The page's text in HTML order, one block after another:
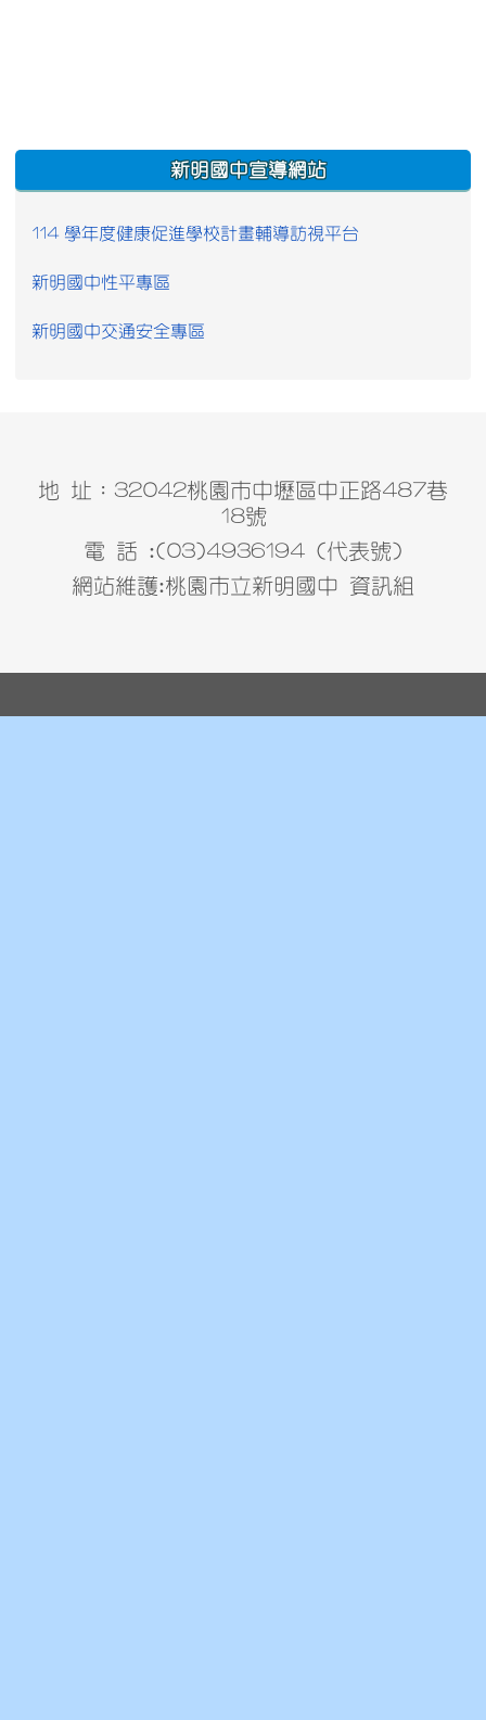
:::
新明國中宣導網站
114 學年度健康促進學校計畫輔導訪視平台
新明國中性平專區
新明國中交通安全專區
地 址：32042桃園市中壢區中正路487巷
18號
電 話 :(03)4936194 (代表號)
網站維護:桃園市立新明國中 資訊組